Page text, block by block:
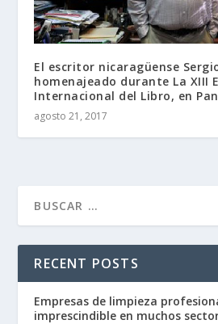
El escritor nicaragüense
homenajeado durante La XIII
Internacional del Libro, en
agosto 21, 2017
RECENT POSTS
Empresas de limpieza
imprescindible en muchos